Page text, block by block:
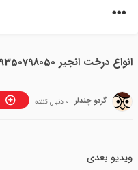
انواع درخت انجیر 09350798050
گردو چندلر 0 دنبال کننده
ویدیو بعدی